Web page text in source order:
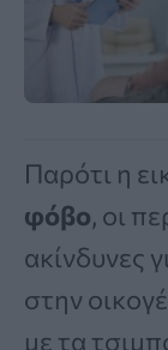
Παρότι η
φόβο, οι
ακίνδυνες
στην
με τα